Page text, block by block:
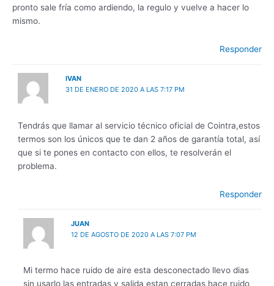
pronto sale fría como ardiendo, la regulo y vuelve a hacer lo
mismo.
Responder
IVAN
31 DE ENERO DE 2020 A LAS 7:17 PM
Tendrás que llamar al servicio técnico oficial de Cointra,estos
termos son los únicos que te dan 2 años de garantía total, así
que si te pones en contacto con ellos, te resolverán el
problema.
Responder
JUAN
12 DE AGOSTO DE 2020 A LAS 7:07 PM
Mi termo hace ruido de aire esta desconectado llevo dias
sin usarlo las entradas y salida estan cerradas hace ruido